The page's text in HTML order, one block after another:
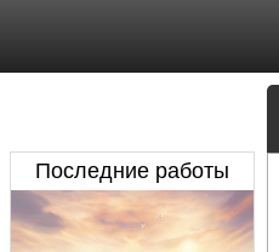
Последние работы